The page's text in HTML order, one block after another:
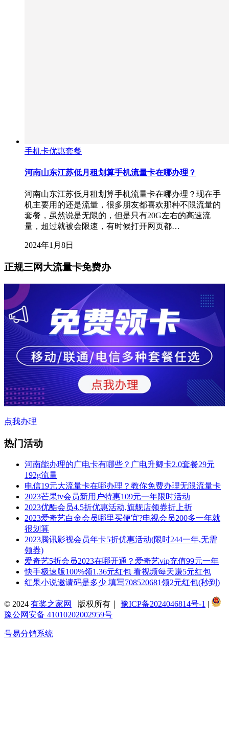
手机卡优惠套餐
河南山东江苏低月租划算手机流量卡在哪办理？
河南山东江苏低月租划算手机流量卡在哪办理？现在手
机主要用的还是流量，很多朋友都喜欢那种不限流量的
套餐，虽然说是无限的，但是只有20G左右的高速流
量，超过就被会限速，有时候打开网页都…
2024年1月8日
正规三网大流量卡免费办
点我办理
热门活动
河南能办理的广电卡有哪些？广电升卿卡2.0套餐29元
192g流量
电信19元大流量卡在哪办理？教你免费办理无限流量卡
2023芒果tv会员新用户特惠109元一年限时活动
2023优酷会员4.5折优惠活动,旗舰店领券折上折
2023爱奇艺白金会员哪里买便宜?电视会员200多一年就
很划算
2023腾讯影视会员年卡5折优惠活动(限时244一年,无需
领券)
爱奇艺5折会员2023在哪开通？爱奇艺vip充值99元一年
快手极速版100%领1.36元红包 看视频每天赚5元红包
红果小说邀请码是多少 填写708520681领2元红包(秒到)
© 2024 有奖之家网 版权所有｜ 豫ICP备2024046814号-1 |
豫公网安备 41010202002959号
号易分销系统